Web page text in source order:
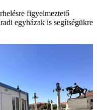
figyelmeztető
egyházak is segítségükre